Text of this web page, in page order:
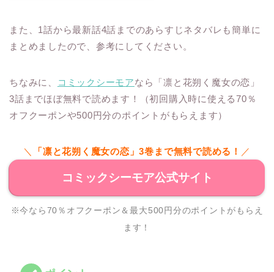
また、1話から最新話4話までのあらすじネタバレも簡単に
まとめましたので、参考にしてください。
ちなみに、 コミックシーモアなら「凛と花朔く魔女の恋」
3話までほぼ無料で読めます！（初回購入時に使える70％
オフクーポンや500円分のポイントがもらえます）
＼ 「凛と花朔く魔女の恋」3巻まで無料で読める！ ／
コミックシーモア公式サイト
※今なら70％オフクーポン＆最大500円分のポイントがもらえ
ます！